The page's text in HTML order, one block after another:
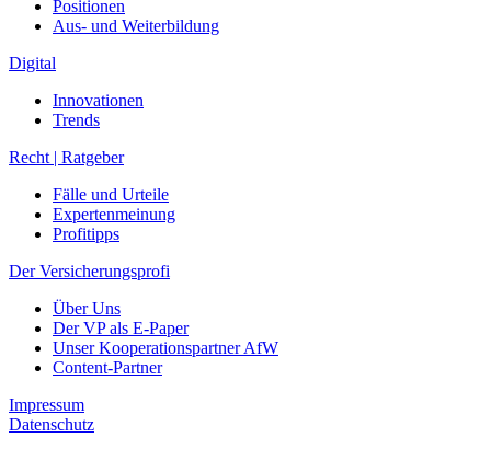
Positionen
Aus- und Weiterbildung
Digital
Innovationen
Trends
Recht | Ratgeber
Fälle und Urteile
Expertenmeinung
Profitipps
Der Versicherungsprofi
Über Uns
Der VP als E-Paper
Unser Kooperationspartner AfW
Content-Partner
Impressum
Datenschutz